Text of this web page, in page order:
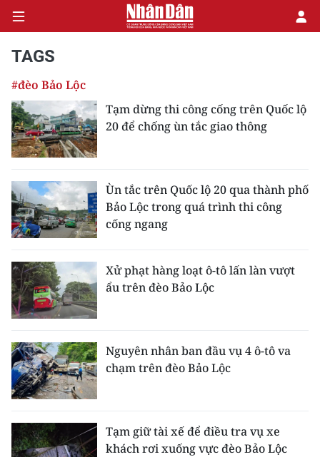
CHÍNH TRỊ
KINH TẾ
XÃ HỘI
PHÁP LUẬT
DU LỊCH
THẾ GIỚI
GIÁO DỤC
KHOA HỌC - CÔNG NGHỆ
TAGS
#đèo Bảo Lộc
Tạm dừng thi công cống trên Quốc lộ
20 để chống ùn tắc giao thông
Ùn tắc trên Quốc lộ 20 qua thành phố
Bảo Lộc trong quá trình thi công
cống ngang
Xử phạt hàng loạt ô-tô lấn làn vượt
ẩu trên đèo Bảo Lộc
Nguyên nhân ban đầu vụ 4 ô-tô va
chạm trên đèo Bảo Lộc
Tạm giữ tài xế để điều tra vụ xe
khách rơi xuống vực đèo Bảo Lộc